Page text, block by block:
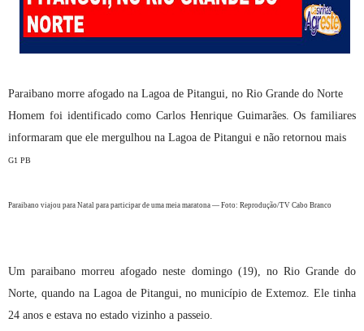
Paraibano morre afogado na Lagoa de Pitangui, no Rio Grande do Norte
Homem foi identificado como Carlos Henrique Guimarães. Os familiares
informaram que ele mergulhou na Lagoa de Pitangui e não retornou mais
G1 PB
Paraibano viajou para Natal para participar de uma meia maratona — Foto: Reprodução/TV Cabo Branco
Um paraibano morreu afogado neste domingo (19), no Rio Grande do
Norte, quando na Lagoa de Pitangui, no município de Extemoz. Ele tinha
24 anos e estava no estado vizinho a passeio.